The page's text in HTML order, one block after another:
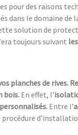
pour des raisons
dans le domaine de
solution de
toujours suivant
planches de rives.
bois.En effet, l’
personnalisés. Entre l’